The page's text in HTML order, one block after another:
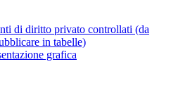
di diritto privato controllati (da
in tabelle)
grafica